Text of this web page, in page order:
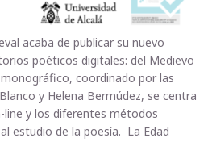
acaba de publicar su nuevo
poéticos digitales: del Medievo
coordinado por las
y Helena Bermúdez, se centra
y los diferentes métodos
estudio de la poesía. La Edad